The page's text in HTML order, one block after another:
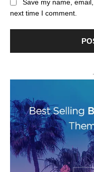
Save my name,
next time I comment.